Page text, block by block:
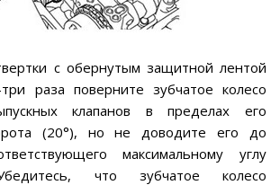
с обернутым защитной лентой
раза поверните зубчатое колесо
клапанов в пределах его
(20°), но не доводите его до
максимальному углу
что зубчатое колесо